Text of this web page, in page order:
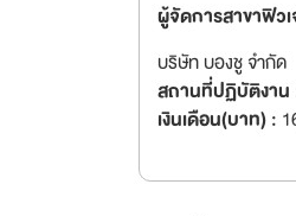
ผู้จัดการสาขาฟิว
บริษัท บองชู จำกัด
สถานที่ปฏิบัติงาน
เงินเดือน(บาท) :